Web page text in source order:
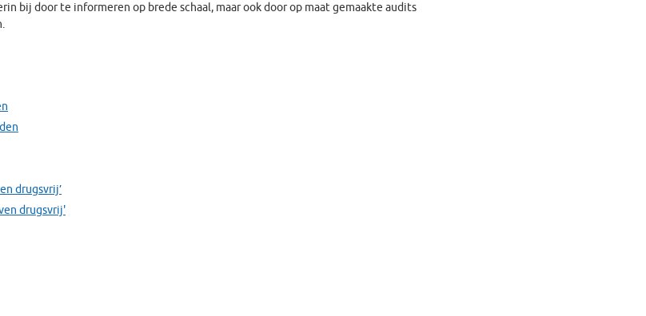
bij door te informeren op brede schaal, maar ook door op maat gemaakte audits
drugsvrij’
drugsvrij'